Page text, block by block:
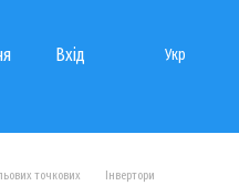
Вхід Укр
точкових Інвертори